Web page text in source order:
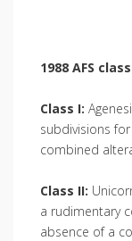
1988 AFS
Class I:
subdivisions
combined
Class II:
a rudimentary
absence of a